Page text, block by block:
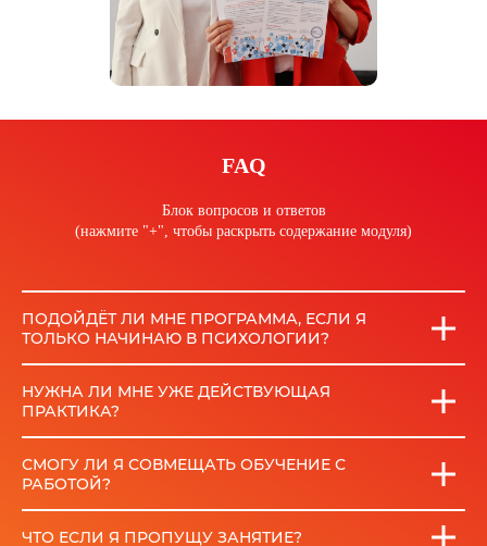
FAQ
Блок вопросов и ответов
(нажмите "+", чтобы раскрыть содержание модуля)
ПОДОЙДЁТ ЛИ МНЕ ПРОГРАММА, ЕСЛИ Я
ТОЛЬКО НАЧИНАЮ В ПСИХОЛОГИИ?
НУЖНА ЛИ МНЕ УЖЕ ДЕЙСТВУЮЩАЯ
ПРАКТИКА?
СМОГУ ЛИ Я СОВМЕЩАТЬ ОБУЧЕНИЕ С
РАБОТОЙ?
ЧТО ЕСЛИ Я ПРОПУЩУ ЗАНЯТИЕ?